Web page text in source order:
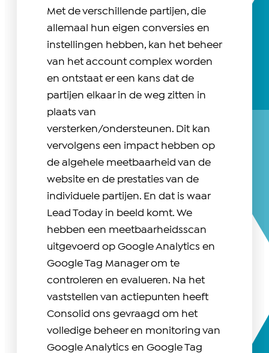
Met de verschillende partijen, die
allemaal hun eigen conversies en
instellingen hebben, kan het beheer
van het account complex worden
en ontstaat er een kans dat de
partijen elkaar in de weg zitten in
plaats van
versterken/ondersteunen. Dit kan
vervolgens een impact hebben op
de algehele meetbaarheid van de
website en de prestaties van de
individuele partijen. En dat is waar
Lead Today in beeld komt. We
hebben een meetbaarheidsscan
uitgevoerd op Google Analytics en
Google Tag Manager om te
controleren en evalueren. Na het
vaststellen van actiepunten heeft
Consolid ons gevraagd om het
volledige beheer en monitoring van
Google Analytics en Google Tag